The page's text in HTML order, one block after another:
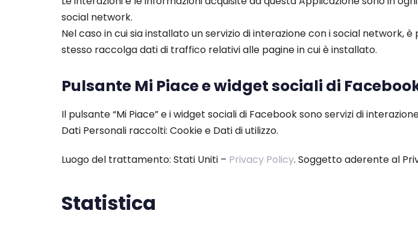
social network.
Nel caso in cui sia installato un servizio di interazione con i social network,
stesso raccolga dati di traffico relativi alle pagine in cui è installato.
Pulsante Mi Piace e widget sociali di
Il pulsante “Mi Piace” e i widget sociali di Facebook sono servizi di
Dati Personali raccolti: Cookie e Dati di utilizzo.
Luogo del trattamento: Stati Uniti – Privacy Policy. Soggetto aderente al
Statistica